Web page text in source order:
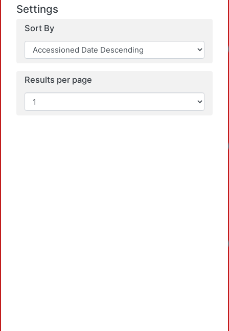
Settings
Sort By
Results per page